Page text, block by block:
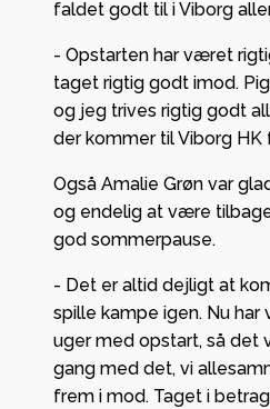
faldet godt til i Viborg
- Opstarten har været
taget rigtig godt imod.
og jeg trives rigtig godt
der kommer til Viborg HK
Også Amalie Grøn var
og endelig at være
god sommerpause.
- Det er altid dejligt at
spille kampe igen. Nu har
uger med opstart, så det
gang med det, vi
frem i mod. Taget i